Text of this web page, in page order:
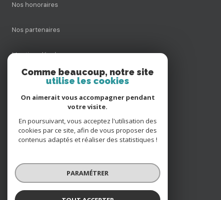
Nos honoraires
Nos partenaires
Mentions légales
Cookies
© 2026 | Tous droits réservés
Réalisé par
Comme beaucoup, notre site
utilise les cookies
On aimerait vous accompagner pendant
votre visite.
En poursuivant, vous acceptez l'utilisation des
cookies par ce site, afin de vous proposer des
contenus adaptés et réaliser des statistiques !
PARAMÉTRER